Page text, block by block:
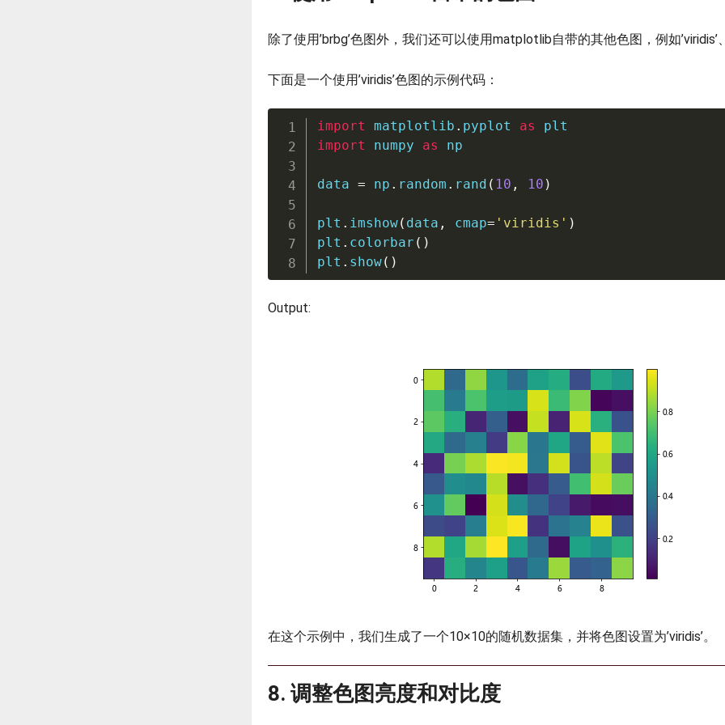
除了使用’brbg’色图外，我们还可以使用matplotlib自带的其他色图，例如’viridis’、
下面是一个使用’viridis’色图的示例代码：
import matplotlib . pyplot as
import numpy as np
data = np . random . rand ( 10 , 10 )
plt . imshow( data , cmap= 'viridis' )
plt . colorbar ( )
plt . show( )
Output:
在这个示例中，我们生成了一个10×10的随机数据集，并将色图设置为’viridis’。
8. 调整色图亮度和对比度